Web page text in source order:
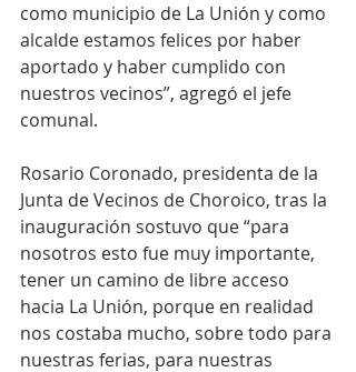
como municipio de La Unión y como
alcalde estamos felices por haber
aportado y haber cumplido con
nuestros vecinos”, agregó el jefe
comunal.
Rosario Coronado, presidenta de la
Junta de Vecinos de Choroico, tras la
inauguración sostuvo que “para
nosotros esto fue muy importante,
tener un camino de libre acceso
hacia La Unión, porque en realidad
nos costaba mucho, sobre todo para
nuestras ferias, para nuestras